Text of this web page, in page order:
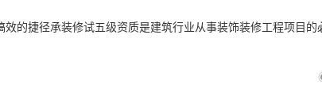
效的捷径承装修试五级资质是建筑行业从事装饰装修工程项目的